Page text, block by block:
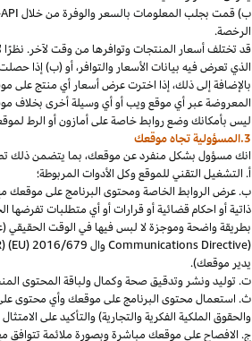
ب) قمت بجلب المعلومات بالسعر والوفرة من خلال
الرخصة.
قد تختلف أسعار المنتجات وتوافرها من وقت لآخر. نظرًا
الذي تعرض فيه بيانات الأسعار والتوافر، أو (ب) إذا
بالإضافة إلىذلك، إذا اخترتعرضأسعار أي منتجعلى
المعروضةعبر أي موقعويبأوأيوسيلةأخرى بخلاف
ليس بأمكانكوضع روابط خاصة على أمازون أو الرط
3.المسؤولية تجاه موقعك
انك مسؤول بشكل منفرد عن موقعك، بما يتضمن ذلك
أ. التشغيل التقني للموقع وكل الأدوات المربوطة؛
ب. عرض الروابط الخاصة ومحتوى البرنامج على موقعك مع
ذاتية أو احكام قضائية أو قرارات أو أي متطلبات
بطريقة واضحة وموجزة لا لبس فيها في الوقت الحقيقي
Communications Directive) وال (EU) 2016/679
يدير موقعك).
ت. توليد ونشر وتدقيق صحة وكمال ولباقة المحتوى
ث. استعمال محتوى البرنامج على موقعك وأي محتوى
والحقوق الملكية الفكرية والتجارية) والتأكيد على
ج. الافصاح على موقعك مباشرة وبصورة ملائمة تتوافق